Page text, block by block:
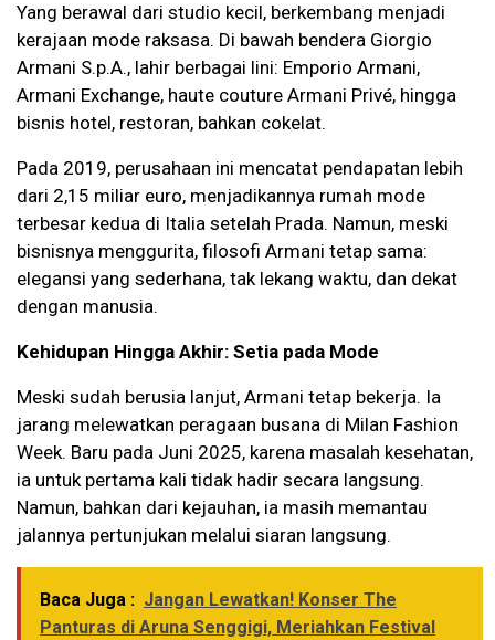
Yang berawal dari studio kecil, berkembang menjadi
kerajaan mode raksasa. Di bawah bendera Giorgio
Armani S.p.A., lahir berbagai lini: Emporio Armani,
Armani Exchange, haute couture Armani Privé, hingga
bisnis hotel, restoran, bahkan cokelat.
Pada 2019, perusahaan ini mencatat pendapatan lebih
dari 2,15 miliar euro, menjadikannya rumah mode
terbesar kedua di Italia setelah Prada. Namun, meski
bisnisnya menggurita, filosofi Armani tetap sama:
elegansi yang sederhana, tak lekang waktu, dan dekat
dengan manusia.
Kehidupan Hingga Akhir: Setia pada Mode
Meski sudah berusia lanjut, Armani tetap bekerja. Ia
jarang melewatkan peragaan busana di Milan Fashion
Week. Baru pada Juni 2025, karena masalah kesehatan,
ia untuk pertama kali tidak hadir secara langsung.
Namun, bahkan dari kejauhan, ia masih memantau
jalannya pertunjukan melalui siaran langsung.
Baca Juga : Jangan Lewatkan! Konser The
Panturas di Aruna Senggigi, Meriahkan Festival